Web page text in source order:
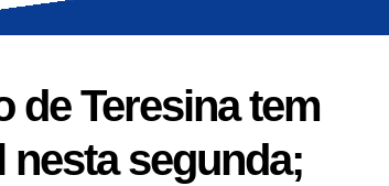
de Teresina tem
nesta segunda;